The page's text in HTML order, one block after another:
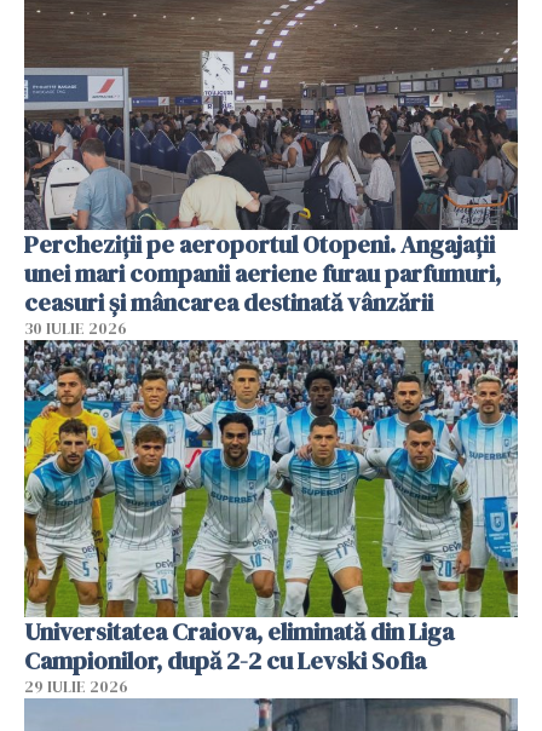
Percheziții pe aeroportul Otopeni. Angajații
unei mari companii aeriene furau parfumuri,
ceasuri și mâncarea destinată vânzării
30 IULIE 2026
Universitatea Craiova, eliminată din Liga
Campionilor, după 2-2 cu Levski Sofia
29 IULIE 2026